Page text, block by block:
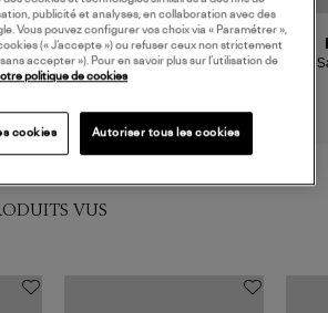
GANNI
Tote Bag S Recycled Tech
VUS
publicité et analyses, en collaboration avec des
Vous pouvez configurer vos choix via « Paramétrer »,
(« J’accepte ») ou refuser ceux non strictement
accepter »). Pour en savoir plus sur l’utilisation de
politique de cookies
cookies Autoriser tous les cookies